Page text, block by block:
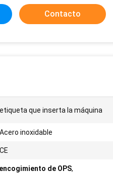
Contacto
etiqueta que inserta la máquina
Acero inoxidable
CE
de OPS,